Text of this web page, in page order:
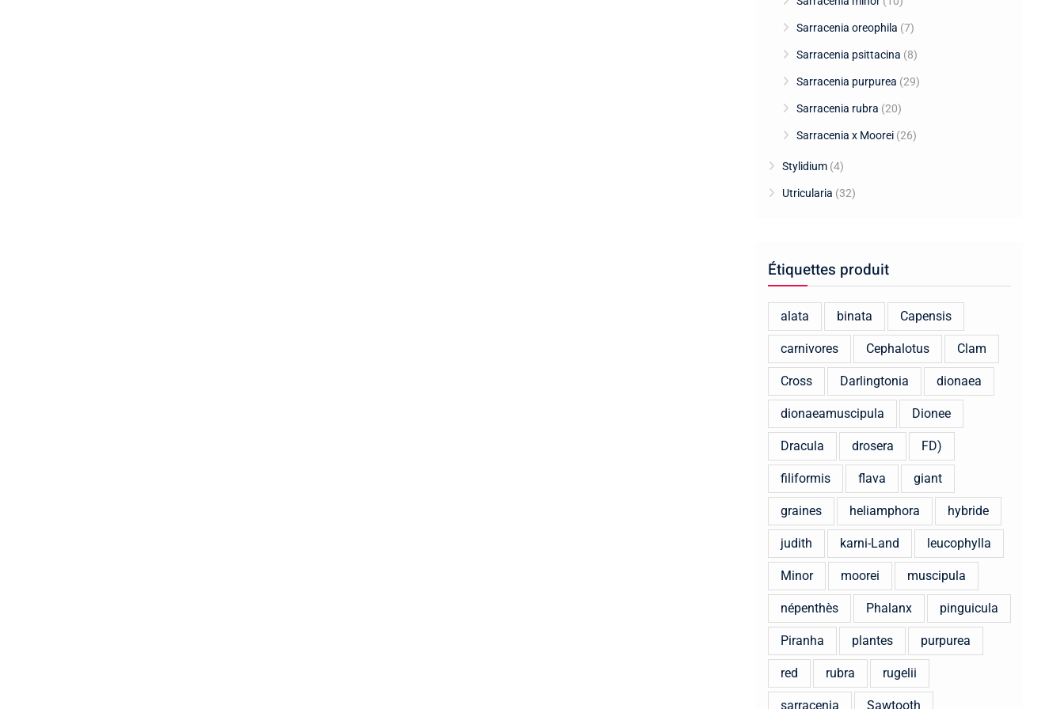
Sarracenia oreophila (7)
Sarracenia psittacina (8)
Sarracenia purpurea (29)
Sarracenia rubra (20)
Sarracenia x Moorei (26)
Stylidium (4)
Utricularia (32)
Étiquettes produit
alata binata Capensis
carnivores Cephalotus Clam
Cross Darlingtonia dionaea
dionaeamuscipula Dionee
Dracula drosera FD)
filiformis flava giant
graines heliamphora hybride
judith karni-Land leucophylla
Minor moorei muscipula
népenthès Phalanx pinguicula
Piranha plantes purpurea
red rubra rugelii
sarracenia Sawtooth